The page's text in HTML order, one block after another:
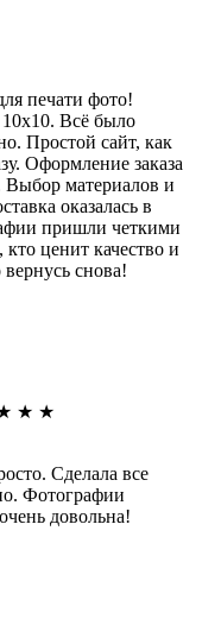
печати фото!
10х10. Всё было
Простой сайт, как
Оформление заказа
Выбор материалов и
оказалась в
пришли четкими
ценит качество и
снова!
★ ★
Сделала все
Фотографии
довольна!